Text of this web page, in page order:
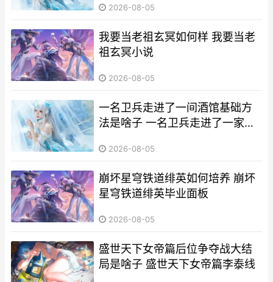
2026-08-05
我要当老祖玄冥如何样 我要当老
祖玄冥小说
2026-08-05
一名卫兵走进了一间酒馆基础方
法是啥子 一名卫兵走进了一家酒
2026-08-05
崩坏星穹铁道绯英如何培养 崩坏
星穹铁道绯英毕业面板
2026-08-05
盛世天下女帝篇后位争夺战大结
局是啥子 盛世天下女帝篇李泰线